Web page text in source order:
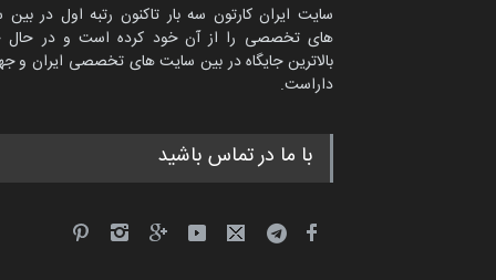
سایت ایران کارتون سه بار تاکنون رتبه اول در
های تخصصی را از آن خود کرده است و در حال
بالاترین جایگاه در بین سایت های تخصصی ایران و
داراست.
با ما در تماس باشید
امین الحباره از عربستان سعودی
کاریکاتور